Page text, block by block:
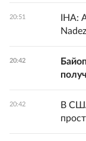
20:51
IHA:
20:42
20:42
В